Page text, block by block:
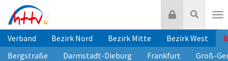
Inhalt
springen
Suche
Login
Verband Bezirk Nord Bezirk Mitte Bezirk West
Bergstraße
Darmstadt-Dieburg Frankfurt Groß-